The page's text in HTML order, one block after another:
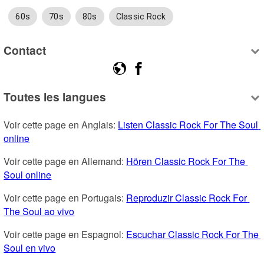
60s 70s 80s Classic Rock
Contact
Toutes les langues
Voir cette page en Anglais: Listen Classic Rock For The Soul
online
Voir cette page en Allemand: Hören Classic Rock For The
Soul online
Voir cette page en Portugais: Reproduzir Classic Rock For
The Soul ao vivo
Voir cette page en Espagnol: Escuchar Classic Rock For The
Soul en vivo